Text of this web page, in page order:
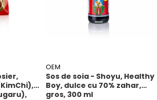
OEM
Sos de soia - Shoyu, Healthy
Boy, dulce cu 70% zahar,
gros, 300 ml